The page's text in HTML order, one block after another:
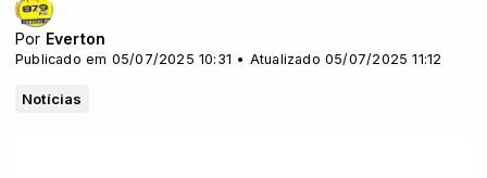
Por Everton
Publicado em 05/07/2025 10:31 • Atualizado 05/07/2025 11:12
Notícias